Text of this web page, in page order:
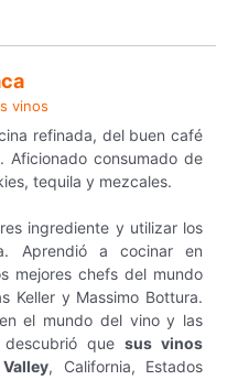
vinos
refinada, del buen café
. Aficionado consumado de
tequila y mezcales.
ingrediente y utilizar los
Aprendió a cocinar en
mejores chefs del mundo
Keller y Massimo Bottura.
el mundo del vino y las
que sus vinos
, California, Estados